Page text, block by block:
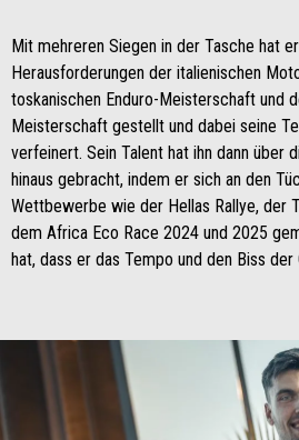
Mit mehreren Siegen in der Tasche hat
Herausforderungen der italienischen
toskanischen Enduro-Meisterschaft und
Meisterschaft gestellt und dabei seine
verfeinert. Sein Talent hat ihn dann über
hinaus gebracht, indem er sich an den
Wettbewerbe wie der Hellas Rallye, der
dem Africa Eco Race 2024 und 2025
hat, dass er das Tempo und den Biss der